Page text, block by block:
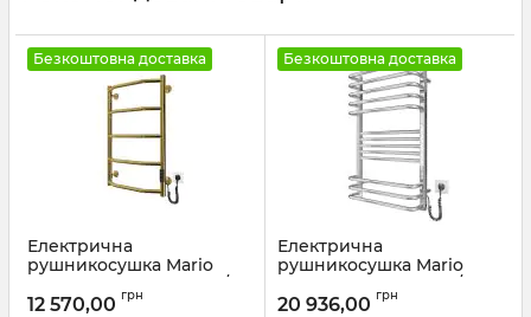
Безкоштовна доставка
Електрична
рушникосушка Mario
Трапеція НР-І 650х430/110
TR К золото
12 570,00 грн
Безкоштовна доставка
Електрична
рушникосушка Mario
Гера-Люкс-I 800х500/170
TR К сатин
20 936,00 грн